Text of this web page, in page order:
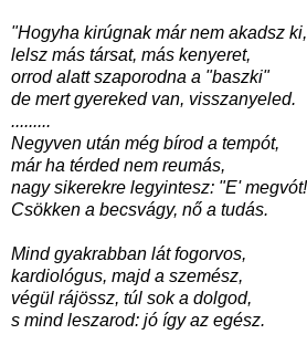
"Hogyha kirúgnak már nem akadsz ki,
lelsz más társat, más kenyeret,
orrod alatt szaporodna a "baszki"
de mert gyereked van, visszanyeled.
.........
Negyven után még bírod a tempót,
már ha térded nem reumás,
nagy sikerekre legyintesz: "E'
Csökken a becsvágy, nő a tudás.
Mind gyakrabban lát fogorvos,
kardiológus, majd a szemész,
végül rájössz, túl sok a dolgod,
s mind leszarod: jó így az egész.